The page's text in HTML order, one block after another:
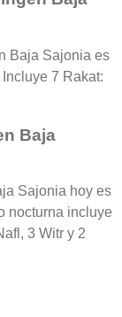
Baja Sajonia es
7 Rakat:
Baja
Sajonia hoy es
nocturna incluye
3 Witr y 2